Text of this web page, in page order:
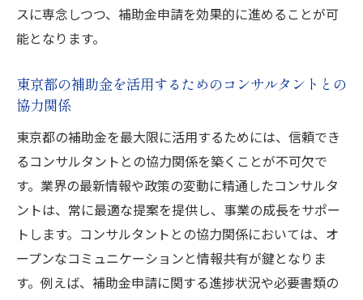
スに専念しつつ、補助金申請を効果的に進めることが可
能となります。
東京都の補助金を活用するためのコンサルタントとの
協力関係
東京都の補助金を最大限に活用するためには、信頼でき
るコンサルタントとの協力関係を築くことが不可欠で
す。業界の最新情報や政策の変動に精通したコンサルタ
ントは、常に最適な提案を提供し、事業の成長をサポー
トします。コンサルタントとの協力関係においては、オ
ープンなコミュニケーションと情報共有が鍵となりま
す。例えば、補助金申請に関する進捗状況や必要書類の